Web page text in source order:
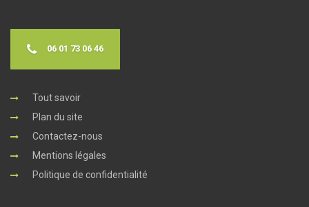
06 01 73 06 46
Tout savoir
Plan du site
Contactez-nous
Mentions légales
Politique de confidentialité